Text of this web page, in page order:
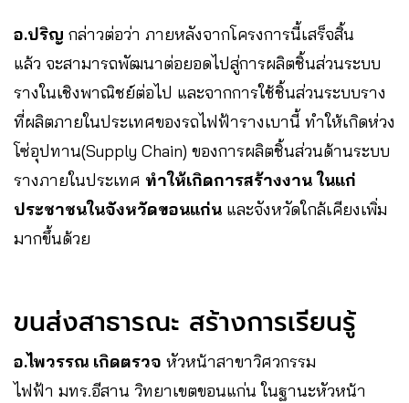
อ.ปริญ กล่าวต่อว่า ภายหลังจากโครงการนี้เสร็จสิ้น
แล้ว จะสามารถพัฒนาต่อยอดไปสู่การผลิตชิ้นส่วนระบบ
รางในเชิงพาณิชย์ต่อไป และจากการใช้ชิ้นส่วนระบบราง
ที่ผลิตภายในประเทศของรถไฟฟ้ารางเบานี้ ทำให้เกิดห่วง
โซ่อุปทาน(Supply Chain) ของการผลิตชิ้นส่วนด้านระบบ
รางภายในประเทศ ทำให้เกิดการสร้างงาน ในแก่
ประชาชนในจังหวัดขอนแก่น และจังหวัดใกล้เคียงเพิ่ม
มากขึ้นด้วย
ขนส่งสาธารณะ สร้างการเรียนรู้
อ.ไพวรรณ เกิดตรวจ หัวหน้าสาขาวิศวกรรม
ไฟฟ้า มทร.อีสาน วิทยาเขตขอนแก่น ในฐานะหัวหน้า